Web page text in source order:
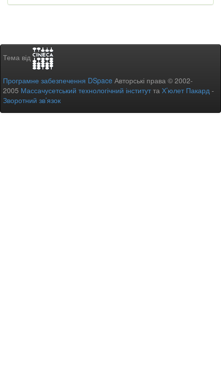
Тема від
Програмне забезпечення DSpace Авторські права © 2002-
2005 Массачусетський технологічний інститутта Х’юлет Пакард -
Зворотний зв’язок